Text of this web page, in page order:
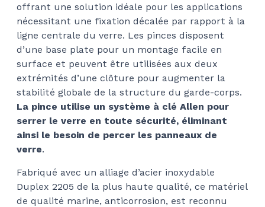
offrant une solution idéale pour les applications
nécessitant une fixation décalée par rapport à la
ligne centrale du verre. Les pinces disposent
d’une base plate pour un montage facile en
surface et peuvent être utilisées aux deux
extrémités d’une clôture pour augmenter la
stabilité globale de la structure du garde-corps.
La pince utilise un système à clé Allen pour
serrer le verre en toute sécurité, éliminant
ainsi le besoin de percer les panneaux de
verre.
Fabriqué avec un alliage d’acier inoxydable
Duplex 2205 de la plus haute qualité, ce matériel
de qualité marine, anticorrosion, est reconnu